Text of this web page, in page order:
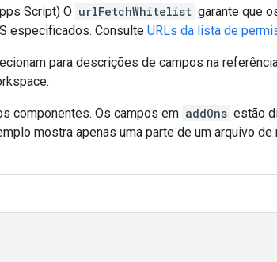
Script) O urlFetchWhitelist garante que
especificados. Consulte URLs da lista de
para descrições de campos na
componentes. Os campos em addOns estão
mostra apenas uma parte de um arquivo